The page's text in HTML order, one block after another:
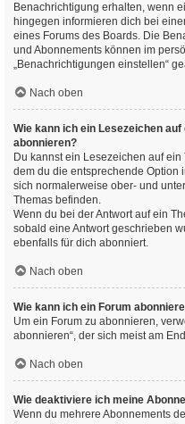
Benachrichtigung erhalten, wenn
hingegen informieren dich bei
eines Forums des Boards. Die
und Abonnements können im
„Benachrichtigungen einstellen“
Nach oben
Wie kann ich ein Lesezeichen
abonnieren?
Du kannst ein Lesezeichen auf
dem du die entsprechende Option
sich normalerweise ober- und
Themas befinden.
Wenn du bei der Antwort auf ein
sobald eine Antwort geschrieben
ebenfalls für dich abonniert.
Nach oben
Wie kann ich ein Forum
Um ein Forum zu abonnieren,
abonnieren“, der sich meist am
Nach oben
Wie deaktiviere ich meine
Wenn du mehrere Abonnements